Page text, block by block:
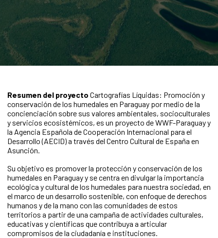
Resumen del proyecto Cartografías Líquidas: Promoción y
conservación de los humedales en Paraguay por medio de la
concienciación sobre sus valores ambientales, socioculturales
y servicios ecosistémicos, es un proyecto de WWF-Paraguay y
la Agencia Española de Cooperación Internacional para el
Desarrollo (AECID) a través del Centro Cultural de España en
Asunción.
Su objetivo es promover la protección y conservación de los
humedales en Paraguay y se centra en divulgar la importancia
ecológica y cultural de los humedales para nuestra sociedad, en
el marco de un desarrollo sostenible, con enfoque de derechos
humanos y de la mano con las comunidades de estos
territorios a partir de una campaña de actividades culturales,
educativas y científicas que contribuya a articular
compromisos de la ciudadanía e instituciones.